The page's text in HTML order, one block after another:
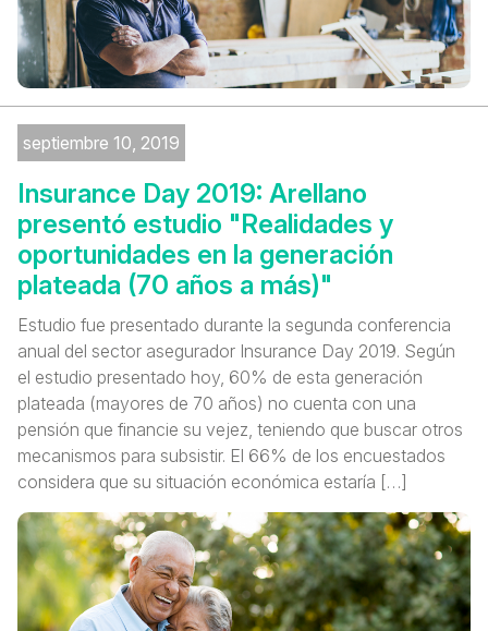
septiembre 10, 2019
Insurance Day 2019: Arellano
presentó estudio "Realidades y
oportunidades en la generación
plateada (70 años a más)"
Estudio fue presentado durante la segunda conferencia
anual del sector asegurador Insurance Day 2019. Según
el estudio presentado hoy, 60% de esta generación
plateada (mayores de 70 años) no cuenta con una
pensión que financie su vejez, teniendo que buscar otros
mecanismos para subsistir. El 66% de los encuestados
considera que su situación económica estaría […]